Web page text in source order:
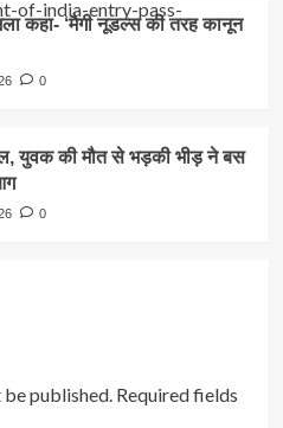
कहा- ‘मैगी नूडल्स की तरह कानून
0
युवक की मौत से भड़की भीड़ ने बस
0
published. Required fields